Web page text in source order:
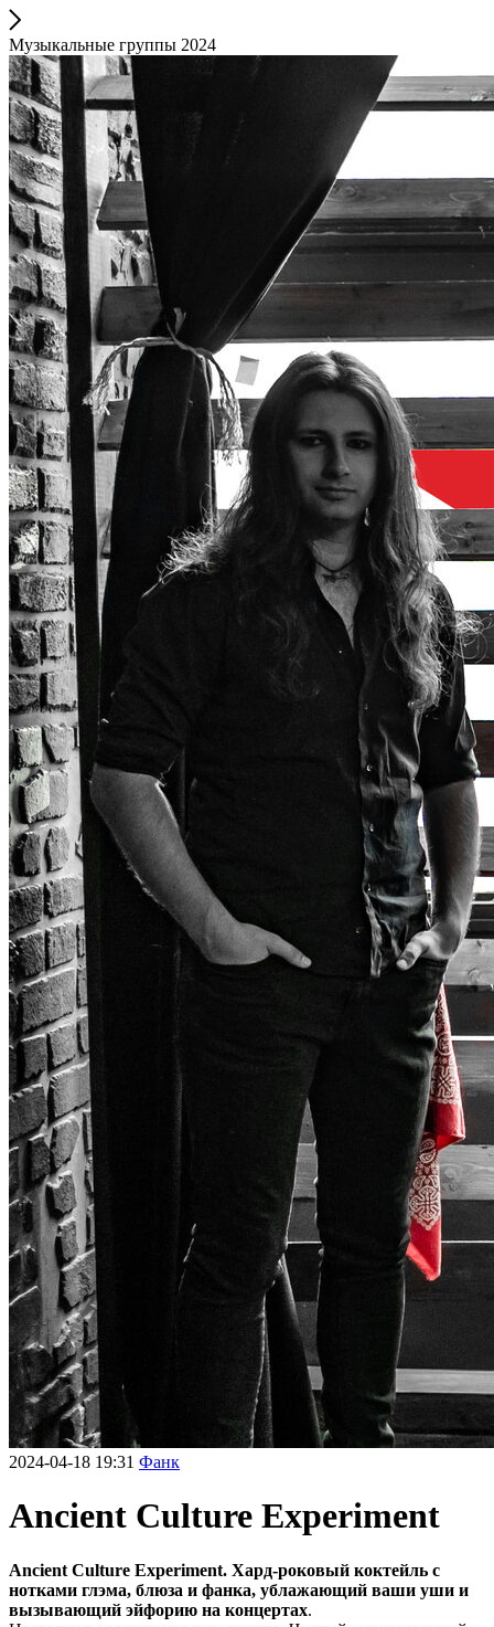
Музыкальные группы 2024
2024-04-18 19:31 Фанк
Ancient Culture Experiment
Ancient Culture Experiment. Хард-роковый коктейль с
нотками глэма, блюза и фанка, ублажающий ваши уши и
вызывающий эйфорию на концертах.